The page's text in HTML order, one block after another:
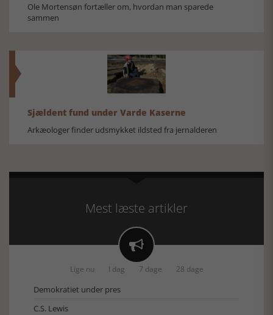
Ole Mortensøn fortæller om, hvordan man sparede
sammen
Sjældent fund under Varde Kaserne
Arkæologer finder udsmykket ildsted fra jernalderen
Mest læste artikler

Lige nu I dag 7 dage 28 dage
Demokratiet under pres
C.S. Lewis